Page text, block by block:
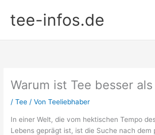
Inhalt
springen
tee-infos.de
Warum ist Tee besser
/Tee / VonTeeliebhaber
In einer Welt, die vom hektischen Tempo
Lebens geprägt ist, ist die Suche nach dem